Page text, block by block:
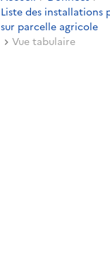
Liste des installations
sur parcelle agricole
Vue tabulaire